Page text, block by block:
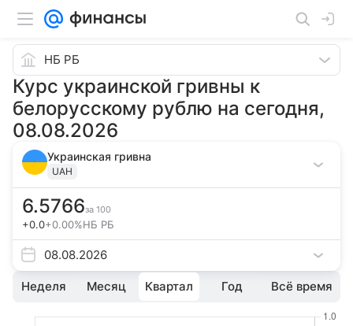
Курс украинской гривны к
белорусскому рублю на сегодня,
08.08.2026
НБ РБ
Украинская гривна
UAH
6.5766за 100
+0.0+0.00%НБ РБ
08.08.2026
Неделя Месяц Квартал Год Всё время